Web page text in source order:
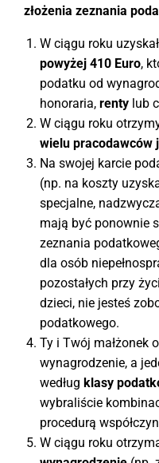
złożenia zeznania
W ciągu roku
powyżej 410 Euro,
podatku od
honoraria, renty lub
W ciągu roku
wielu pracodawców
Na swojej karcie
(np. na koszty
specjalne,
mają być ponownie
zeznania
dla osób
pozostałych przy
dzieci, nie jesteś
podatkowego.
Ty i Twój małżonek
wynagrodzenie, a
według klasy
wybraliście
procedurą
W ciągu roku